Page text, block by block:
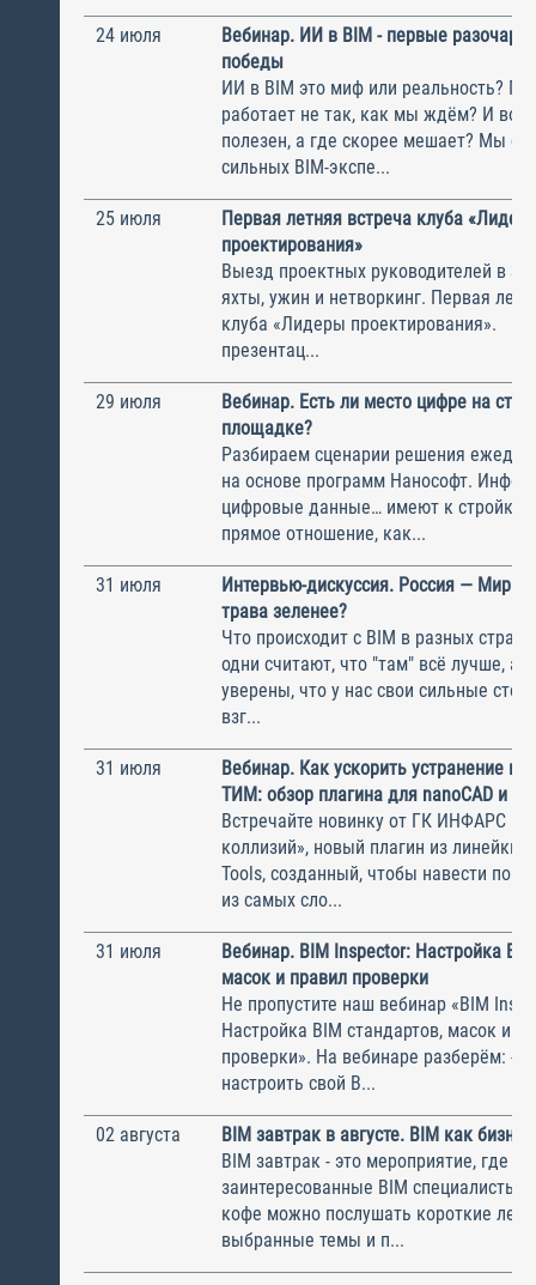
24 июля
Вебинар. ИИ в BIM - первые
победы
ИИ в BIM это миф или реальность?
работает не так, как мы ждём? И
полезен, а где скорее мешает? Мы
сильных BIM-экспе...
25 июля
Первая летняя встреча клуба
проектирования»
Выезд проектных руководителей в
яхты, ужин и нетворкинг. Первая
клуба «Лидеры проектирования».
презентац...
29 июля
Вебинар. Есть ли место цифре на
площадке?
Разбираем сценарии решения
на основе программ Нанософт.
цифровые данные… имеют к стройке
прямое отношение, как...
31 июля
Интервью-дискуссия. Россия — Мир —
трава зеленее?
Что происходит с BIM в разных
одни считают, что "там" всё лучше, а
уверены, что у нас свои сильные
взг...
31 июля
Вебинар. Как ускорить устранение
ТИМ: обзор плагина для nanoCAD и
Встречайте новинку от ГК ИНФАРС —
коллизий», новый плагин из линейки
Tools, созданный, чтобы навести
из самых сло...
31 июля
Вебинар. BIM Inspector: Настройка
масок и правил проверки
Не пропустите наш вебинар «BIM
Настройка BIM стандартов, масок и
проверки». На вебинаре разберём: -
настроить свой B...
02 августа
BIM завтрак в августе. BIM как
BIM завтрак - это мероприятие, где
заинтересованные BIM специалисты.
кофе можно послушать короткие
выбранные темы и п...